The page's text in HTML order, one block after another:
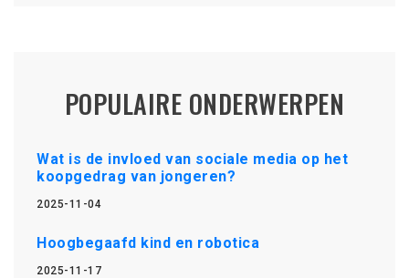
POPULAIRE ONDERWERPEN
Wat is de invloed van sociale media op het
koopgedrag van jongeren?
2025-11-04
Hoogbegaafd kind en robotica
2025-11-17